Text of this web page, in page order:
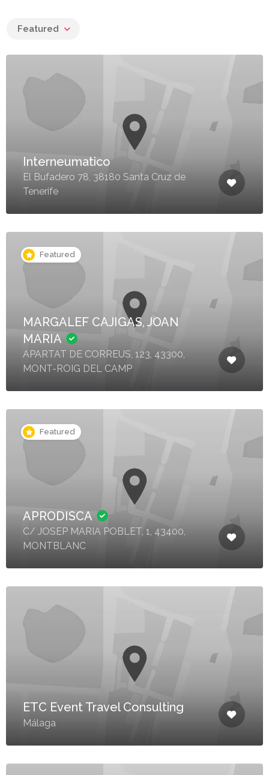
Featured
Interneumatico
El Bufadero 78, 38180 Santa Cruz de
Tenerife
Featured
MARGALEF CAJIGAS, JOAN
MARIA
APARTAT DE CORREUS, 123, 43300,
MONT-ROIG DEL CAMP
Featured
APRODISCA
C/ JOSEP MARIA POBLET, 1, 43400,
MONTBLANC
ETC Event Travel Consulting
Málaga